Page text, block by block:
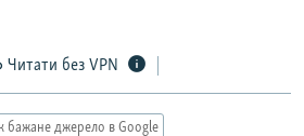
Читати без VPN
бажане джерело в Google